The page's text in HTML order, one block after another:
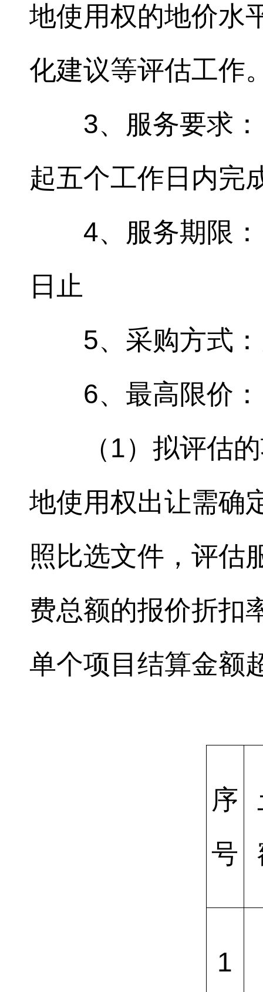
地使用权的地价水
化建议等评估工作
3、服务要求
起五个工作日内完
4、服务期限
日止
5、采购方式
6、最高限价：
（1）拟评估
地使用权出让需确
照比选文件，评估
费总额的报价折扣
单个项目结算金额
序
号
1